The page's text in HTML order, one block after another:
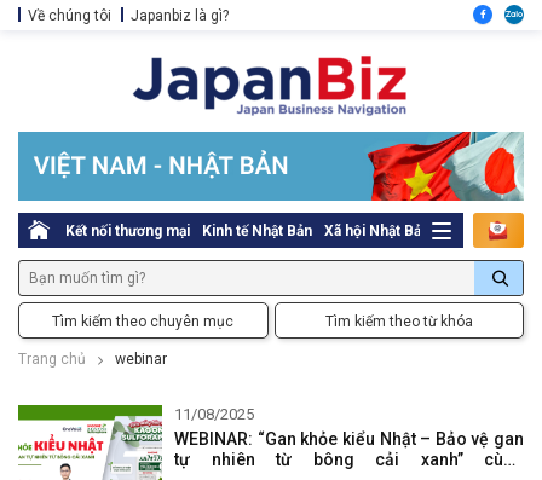
Về chúng tôi Japanbiz là gì?
Kết nối thương mại Kinh tế Nhật Bản Xã hội Nhật Bản Thủ tục pháp
Tìm kiếm theo chuyên mục Tìm kiếm theo từ khóa
Trang chủ webinar
11/08/2025
WEBINAR: “Gan khỏe kiểu Nhật – Bảo vệ gan
tự nhiên từ bông cải xanh” cùng